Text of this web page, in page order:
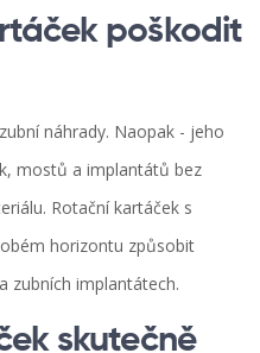
poškodit
náhrady. Naopak - jeho
mostů a implantátů bez
Rotační kartáček s
horizontu způsobit
zubních implantátech.
skutečně